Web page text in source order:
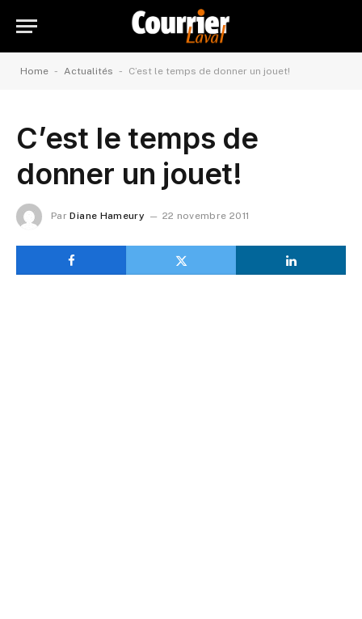
Home - Actualités - C’est le temps de donner un jouet!
C’est le temps de
donner un jouet!
Par Diane Hameury 22 novembre 2011